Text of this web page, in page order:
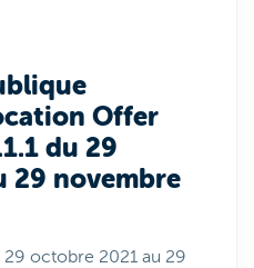
Offer
du 29
29 novembre
octobre 2021 au 29